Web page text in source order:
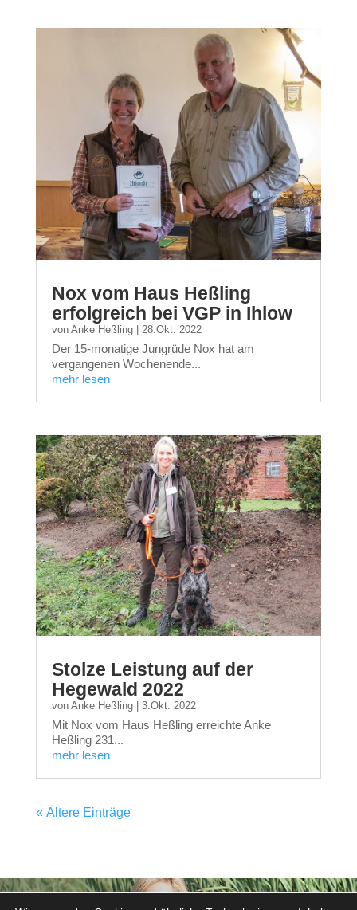
Nox vom Haus Heßling
erfolgreich bei VGP in Ihlow
von Anke Heßling| 28.Okt. 2022
Der 15-monatige Jungrüde Nox hat am
vergangenen Wochenende...
mehr lesen
Stolze Leistung auf der
Hegewald 2022
von Anke Heßling| 3.Okt. 2022
Mit Nox vom Haus Heßling erreichte Anke
Heßling 231...
mehr lesen
« Ältere Einträge